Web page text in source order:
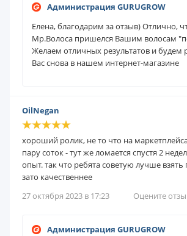
Администрация GURUGROW
Елена, благодарим за отзыв) Отлично,
Мр.Волоса пришелся Вашим волосам
Желаем отличных результатов и будем
Вас снова в нашем интернет-магазине
OilNegan
хороший ролик, не то что на
пару соток - тут же ломается спустя 2
опыт. так что ребята советую лучше
зато качественнее
27 октября 2023 в 17:23
Оцените
Администрация GURUGROW